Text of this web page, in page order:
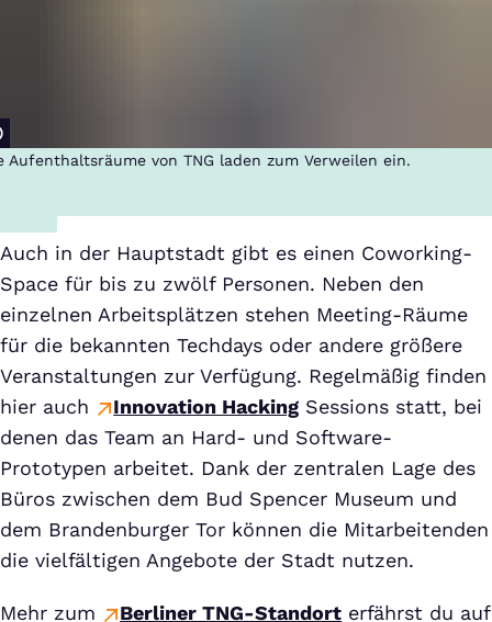
Aufenthaltsräume von TNG laden zum Verweilen ein.
Auch in der Hauptstadt gibt es einen Coworking-
Space für bis zu zwölf Personen. Neben den
einzelnen Arbeitsplätzen stehen Meeting-Räume
für die bekannten Techdays oder andere größere
Veranstaltungen zur Verfügung. Regelmäßig finden
hier auch
Innovation Hacking Sessions statt, bei
denen das Team an Hard- und Software-
Prototypen arbeitet. Dank der zentralen Lage des
Büros zwischen dem Bud Spencer Museum und
dem Brandenburger Tor können die Mitarbeitenden
die vielfältigen Angebote der Stadt nutzen.
Mehr zum Berliner TNG-Standort erfährst du auf